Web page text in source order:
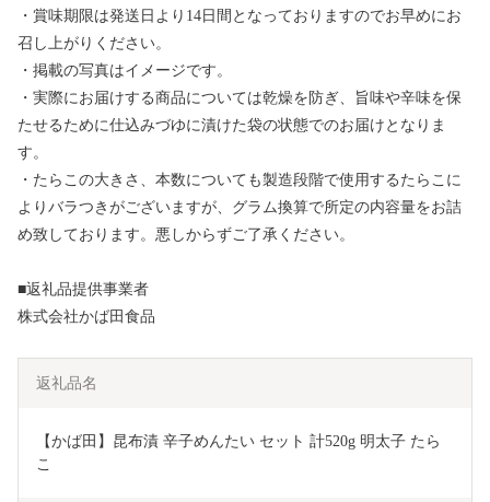
・賞味期限は発送日より14日間となっておりますのでお早めにお
召し上がりください。
・掲載の写真はイメージです。
・実際にお届けする商品については乾燥を防ぎ、旨味や辛味を保
たせるために仕込みづゆに漬けた袋の状態でのお届けとなりま
す。
・たらこの大きさ、本数についても製造段階で使用するたらこに
よりバラつきがございますが、グラム換算で所定の内容量をお詰
め致しております。悪しからずご了承ください。
■返礼品提供事業者
株式会社かば田食品
返礼品名
【かば田】昆布漬 辛子めんたい セット 計520g 明太子 たら
こ